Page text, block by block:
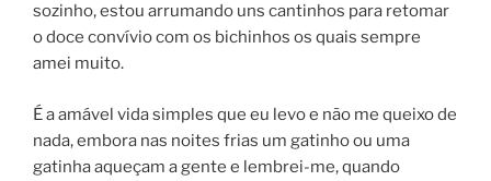
sozinho, estou arrumando uns cantinhos para retomar
o doce convívio com os bichinhos os quais sempre
amei muito.
É a amável vida simples que eu levo e não me queixo de
nada, embora nas noites frias um gatinho ou uma
gatinha aqueçam a gente e lembrei-me, quando